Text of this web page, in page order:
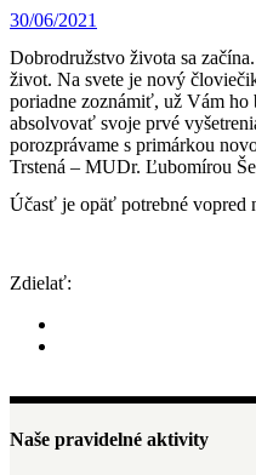
30/06/2021
Dobrodružstvo života sa
život. Na svete je nový
poriadne zoznámiť, už Vám ho
absolvovať svoje prvé
porozprávame s primárkou
Trstená – MUDr. Ľubomírou
Účasť je opäť potrebné vopred
Zdielať:
Naše pravidelné aktivity